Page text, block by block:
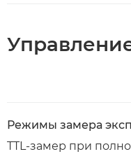
Режимы замера
TTL-замер при